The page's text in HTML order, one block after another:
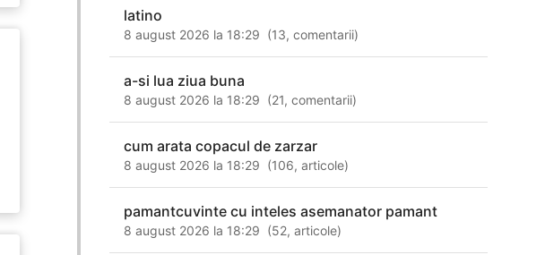
latino
8 august 2026 la 18:29 (13,comentarii)
a-si lua ziua buna
8 august 2026 la 18:29 (21,comentarii)
cum arata copacul de zarzar
8 august 2026 la 18:29 (106,articole)
pamantcuvinte cu inteles asemanator pamant
8 august 2026 la 18:29 (52,articole)